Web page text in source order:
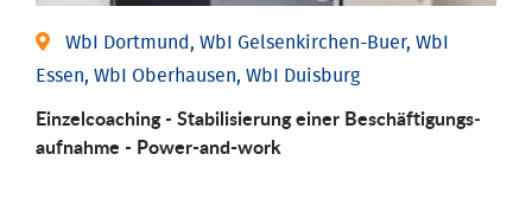
WbI Dortmund, WbI Gelsenkirchen-Buer, WbI
Essen, WbI Oberhausen, WbI Duisburg
Einzel­coaching - Stabili­sierung einer Be­schäftigungs­
aufnahme - Power-and-work